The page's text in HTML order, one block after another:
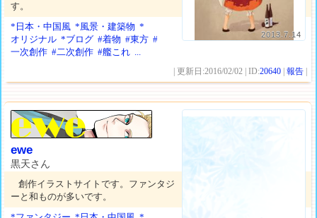
2013.7.14
す。
*日本・中国風 *風景・建築物 *
オリジナル *ブログ #着物 #東方 #
一次創作 #二次創作 #艦これ ...
| 更新日:2016/02/02 | ID:20640 |報告
ewe
黒天さん
創作イラストサイトです。ファンタジ
ーと和ものが多いです。